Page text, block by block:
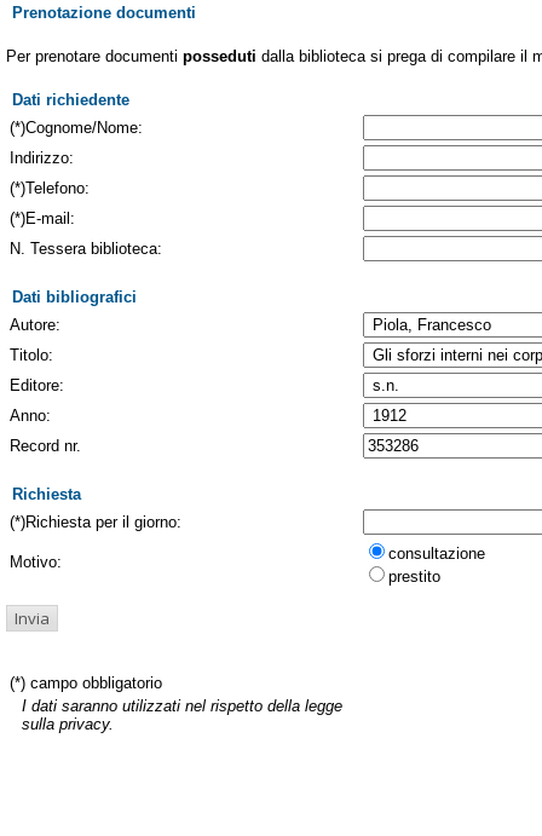
Prenotazione documenti
Per prenotare documenti posseduti dalla biblioteca si prega di compilare il
Dati richiedente
(*)Cognome/Nome:
Indirizzo:
(*)Telefono:
(*)E-mail:
N. Tessera biblioteca:
Dati bibliografici
Autore:
Titolo:
Editore:
Anno:
Record nr.
Richiesta
(*)Richiesta per il giorno:
Motivo:
consultazione
prestito
(*) campo obbligatorio
I dati saranno utilizzati nel rispetto della legge
sulla privacy.